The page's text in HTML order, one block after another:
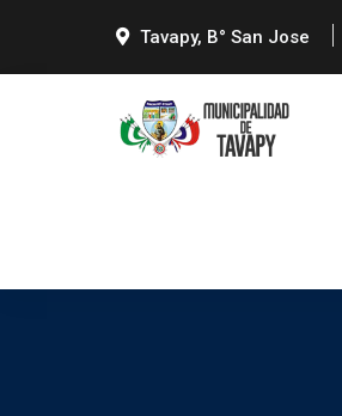
Tavapy, B° San Jose